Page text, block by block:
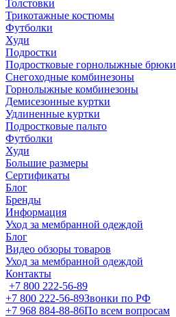
Толстовки
Трикотажные костюмы
Футболки
Худи
Подростки
Подростковые горнолыжные брюки
Снегоходные комбинезоны
Горнолыжные комбинезоны
Демисезонные куртки
Удлиненные куртки
Подростковые пальто
Футболки
Худи
Большие размеры
Сертификаты
Блог
Бренды
Информация
Уход за мембранной одеждой
Блог
Видео обзоры товаров
Уход за мембранной одеждой
Контакты
+7 800 222-56-89
+7 800 222-56-89Звонки по РФ
+7 968 884-88-86По всем вопросам